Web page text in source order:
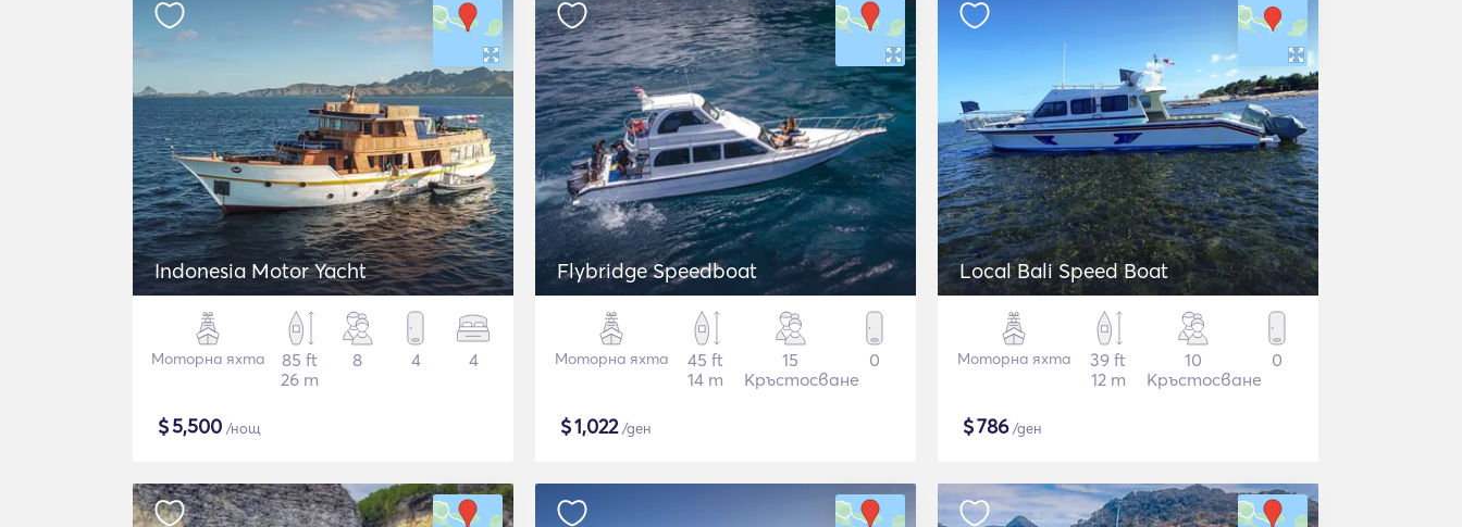
Indonesia Motor Yacht
Моторна яхта
85 ft
26 m
8 4 4
$5,500 /нощ
Flybridge Speedboat
Моторна яхта
45 ft
14 m
15
Кръстосване
0
$1,022/ден
Local Bali Speed Boat
Моторна яхта
39 ft
12 m
10
Кръстосване
0
$786/ден